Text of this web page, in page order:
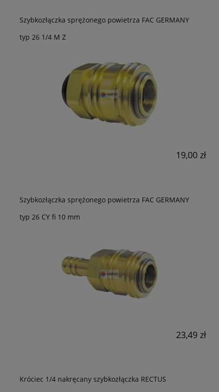
Szybkozłączka sprężonego powietrza FAC GERMANY
typ 26 1/4 M Z
19,00 zł
Szybkozłączka sprężonego powietrza FAC GERMANY
typ 26 CY fi 10 mm
23,49 zł
Króciec 1/4 nakręcany szybkozłączka RECTUS